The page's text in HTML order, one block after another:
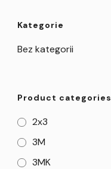
Kategorie
Bez kategorii
Product categories
2x3
3M
3MK